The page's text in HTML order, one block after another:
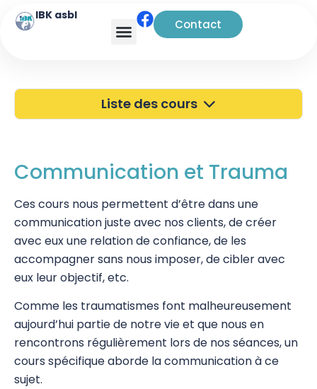
IBK asbl
Contact
Liste des cours
Portes Ouvertes
Découverte
Kinésiologie
Pratiques supervisées – Examens
EFT et Tapping
Psychogénéalogie
Analyse Transactionnelle (AT)
Communication et Trauma
Ces cours nous permettent d’être dans une
communication juste avec nos clients, de créer
avec eux une relation de confiance, de les
accompagner sans nous imposer, de cibler avec
eux leur objectif, etc.
Comme les traumatismes font malheureusement
aujourd’hui partie de notre vie et que nous en
rencontrons régulièrement lors de nos séances, un
cours spécifique aborde la communication à ce
sujet.